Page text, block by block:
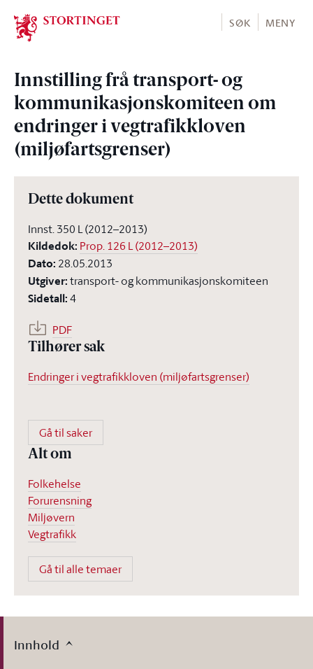
Stortinget.no
SØK MENY
Innstilling frå transport- og
kommunikasjonskomiteen om
endringer i vegtrafikkloven
(miljøfartsgrenser)
Dette dokument
Innst. 350 L (2012–2013)
Kildedok: Prop. 126 L (2012–2013)
Dato: 28.05.2013
Utgiver:transport- og kommunikasjonskomiteen
Sidetall:4
PDF
Tilhører sak
Endringer i vegtrafikkloven (miljøfartsgrenser)
Gå til saker
Alt om
Folkehelse
Forurensning
Miljøvern
Vegtrafikk
Gå til alle temaer
Innhold